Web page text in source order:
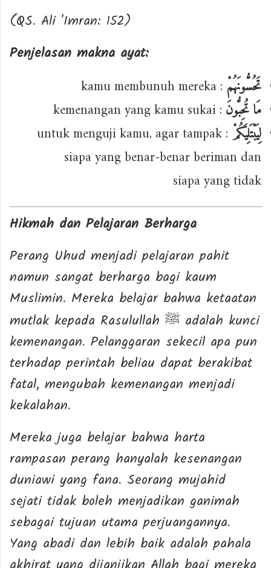
(QS. Ali 'Imran: 152)
Penjelasan makna ayat:
تَحُسُّونَهُمْ : kamu membunuh mereka
مَا تُحِبُّونَ : kemenangan yang kamu sukai
لِيَبْتَلِيَكُمْ : untuk menguji kamu, agar tampak
siapa yang benar-benar beriman dan
siapa yang tidak
Hikmah dan Pelajaran Berharga
Perang Uhud menjadi pelajaran pahit
namun sangat berharga bagi kaum
Muslimin. Mereka belajar bahwa ketaatan
mutlak kepada Rasulullah ﷺ adalah kunci
kemenangan. Pelanggaran sekecil apa pun
terhadap perintah beliau dapat berakibat
fatal, mengubah kemenangan menjadi
kekalahan.
Mereka juga belajar bahwa harta
rampasan perang hanyalah kesenangan
duniawi yang fana. Seorang mujahid
sejati tidak boleh menjadikan ganimah
sebagai tujuan utama perjuangannya.
Yang abadi dan lebih baik adalah pahala